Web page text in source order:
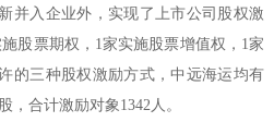
并入企业外，实现了上市公司股权激
股票期权，1家实施股票增值权，1家
的三种股权激励方式，中远海运均有
，合计激励对象1342人。